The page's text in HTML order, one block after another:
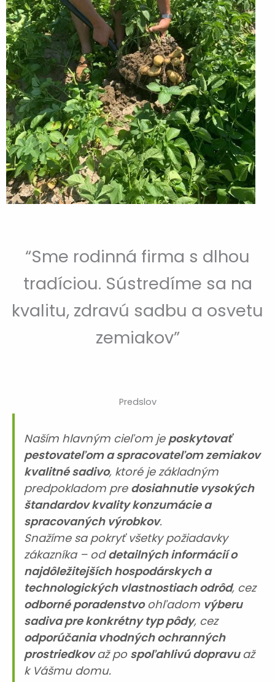
“Sme rodinná firma s dlhou
tradíciou. Sústredíme sa na
kvalitu, zdravú sadbu a osvetu
zemiakov”
Predslov
Naším hlavným cieľom je poskytovať
pestovateľom a spracovateľom zemiakov
kvalitné sadivo, ktoré je základným
predpokladom pre dosiahnutie vysokých
štandardov kvality konzumácie a
spracovaných výrobkov.
Snažíme sa pokryť všetky požiadavky
zákazníka – oddetailných informácií o
najdôležitejších hospodárskych a
technologických vlastnostiach odrôd, cez
odborné poradenstvoohľadom výberu
sadiva pre konkrétny typ pôdy, cez
odporúčania vhodných ochranných
prostriedkovaž po spoľahlivú dopravuaž
k Vášmu domu.